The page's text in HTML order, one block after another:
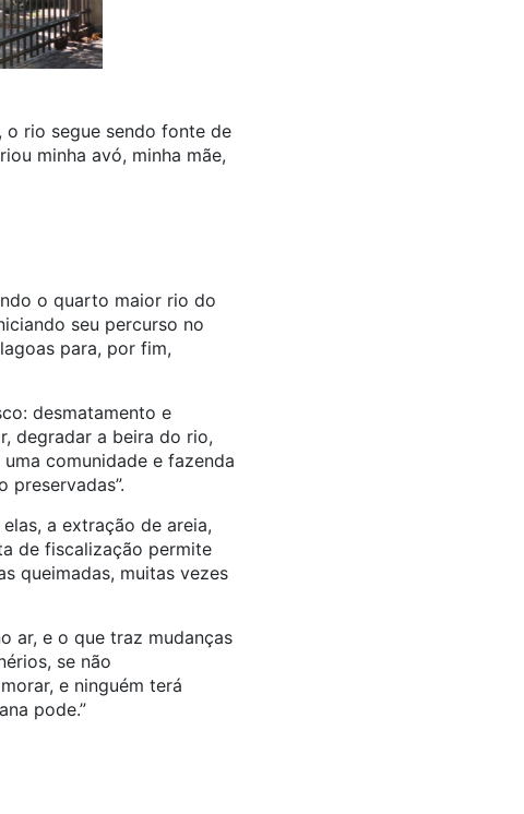
o rio segue sendo fonte de
minha avó, minha mãe,
o quarto maior rio do
seu percurso no
para, por fim,
desmatamento e
degradar a beira do rio,
comunidade e fazenda
preservadas”.
a extração de areia,
de fiscalização permite
queimadas, muitas vezes
ar, e o que traz mudanças
se não
e ninguém terá
pode.”